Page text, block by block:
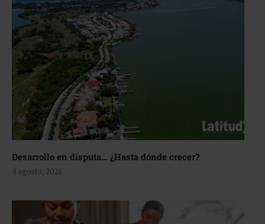
Desarrollo en disputa… ¿Hasta dónde crecer?
4 agosto, 2026